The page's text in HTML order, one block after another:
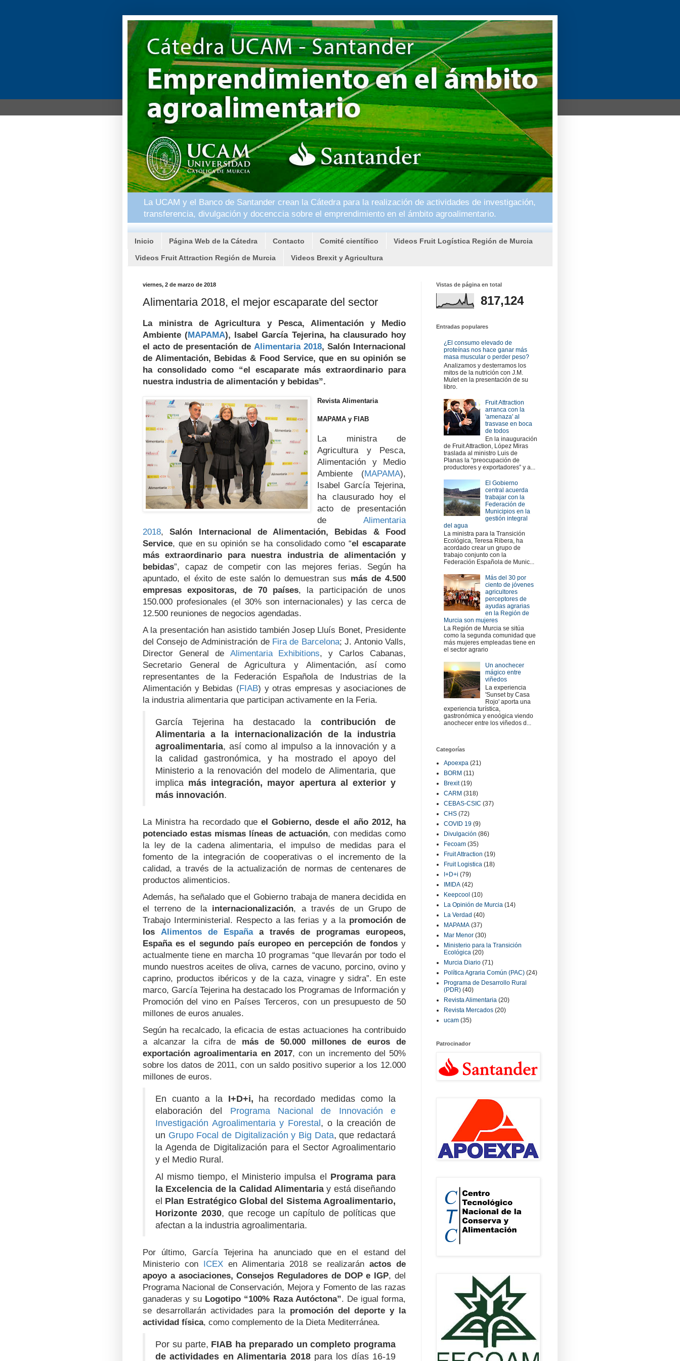
La UCAM y el Banco de Santander crean la Cátedra para la realización de actividades de investigación,
transferencia, divulgación y docenccia sobre el emprendimiento en el ámbito agroalimentario.
Inicio Página Web de la Cátedra Contacto Comité científico Videos Fruit Logística Región de Murcia
Videos Fruit Attraction Región de Murcia Videos Brexit y Agricultura
viernes, 2 de marzo de 2018
Alimentaria 2018, el mejor escaparate del sector
La ministra de Agricultura y Pesca, Alimentación y Medio
Ambiente (MAPAMA), Isabel García Tejerina, ha clausurado hoy
el acto de presentación de Alimentaria 2018, Salón Internacional
de Alimentación, Bebidas & Food Service, que en su opinión se
ha consolidado como “el escaparate más extraordinario para
nuestra industria de alimentación y bebidas”.
Revista Alimentaria
MAPAMA y FIAB
La ministra de
Agricultura y Pesca,
Alimentación y Medio
Ambiente (MAPAMA),
Isabel García Tejerina,
ha clausurado hoy el
acto de presentación
de Alimentaria
2018,Salón Internacional de Alimentación, Bebidas & Food
Service, que en su opinión se ha consolidado como “el escaparate
más extraordinario para nuestra industria de alimentación y
bebidas”, capaz de competir con las mejores ferias. Según ha
apuntado, el éxito de este salón lo demuestran sus más de 4.500
empresas expositoras, de 70 países, la participación de unos
150.000 profesionales (el 30% son internacionales) y las cerca de
12.500 reuniones de negocios agendadas.
A la presentación han asistido también Josep Lluís Bonet, Presidente
del Consejo de Administración de Fira de Barcelona; J. Antonio Valls,
Director General de Alimentaria Exhibitions, y Carlos Cabanas,
Secretario General de Agricultura y Alimentación, así como
representantes de la Federación Española de Industrias de la
Alimentación y Bebidas (FIAB) y otras empresas y asociaciones de
la industria alimentaria que participan activamente en la Feria.
García Tejerina ha destacado la contribución de
Alimentaria a la internacionalización de la industria
agroalimentaria, así como al impulso a la innovación y a
la calidad gastronómica, y ha mostrado el apoyo del
Ministerio a la renovación del modelo de Alimentaria, que
implica más integración, mayor apertura al exterior y
más innovación.
La Ministra ha recordado que el Gobierno, desde el año 2012, ha
potenciado estas mismas líneas de actuación, con medidas como
la ley de la cadena alimentaria, el impulso de medidas para el
fomento de la integración de cooperativas o el incremento de la
calidad, a través de la actualización de normas de centenares de
productos alimenticios.
Además, ha señalado que el Gobierno trabaja de manera decidida en
el terreno de la internacionalización, a través de un Grupo de
Trabajo Interministerial. Respecto a las ferias y a la promoción de
los Alimentos de Españaa través de programas europeos,
España es el segundo país europeo en percepción de fondosy
actualmente tiene en marcha 10 programas “que llevarán por todo el
mundo nuestros aceites de oliva, carnes de vacuno, porcino, ovino y
caprino, productos ibéricos y de la caza, vinagre y sidra”. En este
marco, García Tejerina ha destacado los Programas de Información y
Promoción del vino en Países Terceros, con un presupuesto de 50
millones de euros anuales.
Según ha recalcado, la eficacia de estas actuaciones ha contribuido
a alcanzar la cifra de más de 50.000 millones de euros de
exportación agroalimentaria en 2017, con un incremento del 50%
sobre los datos de 2011, con un saldo positivo superior a los 12.000
millones de euros.
En cuanto a la I+D+i, ha recordado medidas como la
elaboración del Programa Nacional de Innovación e
Investigación Agroalimentaria y Forestal, o la creación de
un Grupo Focal de Digitalización y Big Data, que redactará
la Agenda de Digitalización para el Sector Agroalimentario
y el Medio Rural.
Al mismo tiempo, el Ministerio impulsa el Programa para
la Excelencia de la Calidad Alimentariay está diseñando
el Plan Estratégico Global del Sistema Agroalimentario,
Horizonte 2030, que recoge un capítulo de políticas que
afectan a la industria agroalimentaria.
Por último, García Tejerina ha anunciado que en el estand del
Ministerio con ICEX en Alimentaria 2018 se realizarán actos de
apoyo a asociaciones, Consejos Reguladores de DOP e IGP, del
Programa Nacional de Conservación, Mejora y Fomento de las razas
ganaderas y su Logotipo “100% Raza Autóctona”. De igual forma,
se desarrollarán actividades para la promoción del deporte y la
actividad física, como complemento de la Dieta Mediterránea.
Por su parte, FIAB ha preparado un completo programa
de actividades en Alimentaria 2018para los días 16-19
Vistas de página en total
817,124
Entradas populares
¿El consumo elevado de
proteínas nos hace ganar más
masa muscular o perder peso?
Analizamos y desterramos los
mitos de la nutrición con J.M.
Mulet en la presentación de su
libro.
Fruit Attraction
arranca con la
'amenaza' al
trasvase en boca
de todos
En la inauguración
de Fruit Attraction, López Miras
traslada al ministro Luis de
Planas la “preocupación de
productores y exportadores” y a...
El Gobierno
central acuerda
trabajar con la
Federación de
Municipios en la
gestión integral
del agua
La ministra para la Transición
Ecológica, Teresa Ribera, ha
acordado crear un grupo de
trabajo conjunto con la
Federación Española de Munic...
Más del 30 por
ciento de jóvenes
agricultores
perceptores de
ayudas agrarias
en la Región de
Murcia son mujeres
La Región de Murcia se sitúa
como la segunda comunidad que
más mujeres empleadas tiene en
el sector agrario
Un anochecer
mágico entre
viñedos
La experiencia
'Sunset by Casa
Rojo' aporta una
experiencia turística,
gastronómica y enoógica viendo
anochecer entre los viñedos d...
Categorías
Apoexpa (21)
BORM (11)
Brexit (19)
CARM (318)
CEBAS-CSIC (37)
CHS (72)
COVID 19 (9)
Divulgación (86)
Fecoam (35)
Fruit Attraction (19)
Fruit Logistica (18)
I+D+i (79)
IMIDA (42)
Keepcool (10)
La Opinión de Murcia (14)
La Verdad (40)
MAPAMA (37)
Mar Menor (30)
Ministerio para la Transición
Ecológica (20)
Murcia Diario (71)
Política Agraria Común (PAC) (24)
Programa de Desarrollo Rural
(PDR) (40)
Revista Alimentaria (20)
Revista Mercados (20)
ucam (35)
Patrocinador